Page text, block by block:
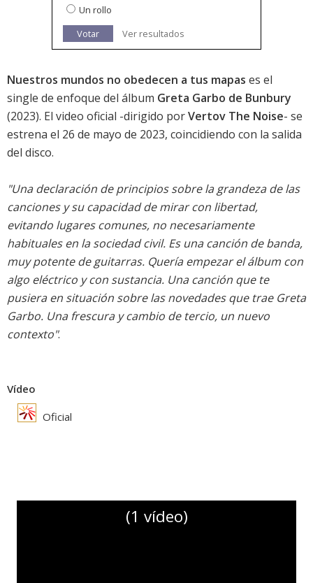
Un rollo
Votar
Ver resultados
Nuestros mundos no obedecen a tus mapas es el
single de enfoque del álbum Greta Garbo de Bunbury
(2023). El video oficial -dirigido porVertov The Noise- se
estrena el 26 de mayo de 2023, coincidiendo con la salida
del disco.
"Una declaración de principios sobre la grandeza de las
canciones y su capacidad de mirar con libertad,
evitando lugares comunes, no necesariamente
habituales en la sociedad civil. Es una canción de banda,
muy potente de guitarras. Quería empezar el álbum con
algo eléctrico y con sustancia. Una canción que te
pusiera en situación sobre las novedades que trae Greta
Garbo. Una frescura y cambio de tercio, un nuevo
contexto".
Vídeo
Oficial
(1 vídeo)